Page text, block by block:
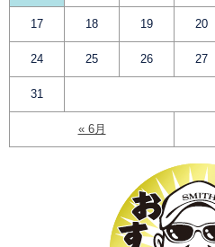
« 6月
17 18 19 20
24 25 26 27
31